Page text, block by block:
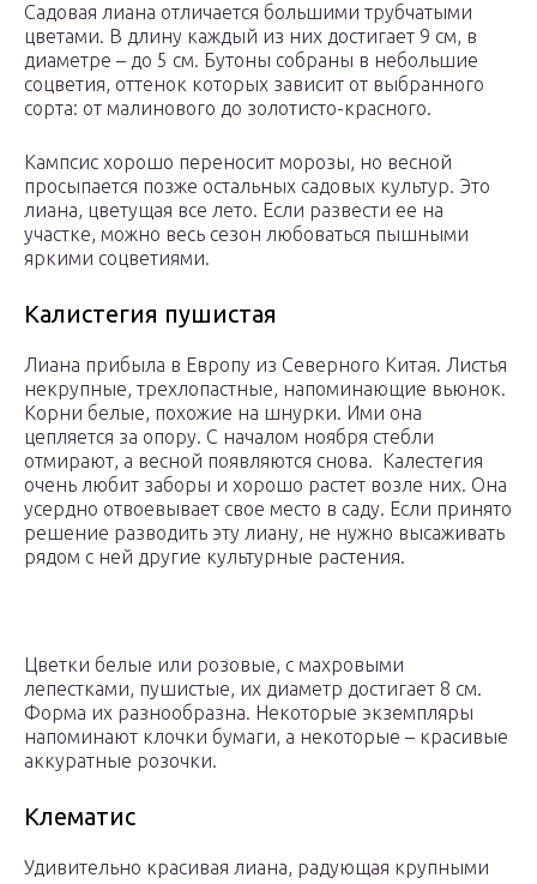
Садовая лиана отличается большими трубчатыми
цветами. В длину каждый из них достигает 9 см, в
диаметре – до 5 см. Бутоны собраны в небольшие
соцветия, оттенок которых зависит от выбранного
сорта: от малинового до золотисто-красного.
Кампсис хорошо переносит морозы, но весной
просыпается позже остальных садовых культур. Это
лиана, цветущая все лето. Если развести ее на
участке, можно весь сезон любоваться пышными
яркими соцветиями.
Калистегия пушистая
Лиана прибыла в Европу из Северного Китая. Листья
некрупные, трехлопастные, напоминающие вьюнок.
Корни белые, похожие на шнурки. Ими она
цепляется за опору. С началом ноября стебли
отмирают, а весной появляются снова. Калестегия
очень любит заборы и хорошо растет возле них. Она
усердно отвоевывает свое место в саду. Если принято
решение разводить эту лиану, не нужно высаживать
рядом с ней другие культурные растения.
Цветки белые или розовые, с махровыми
лепестками, пушистые, их диаметр достигает 8 см.
Форма их разнообразна. Некоторые экземпляры
напоминают клочки бумаги, а некоторые – красивые
аккуратные розочки.
Клематис
Удивительно красивая лиана, радующая крупными